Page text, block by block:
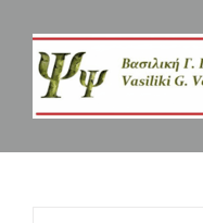
περιεχόμενο